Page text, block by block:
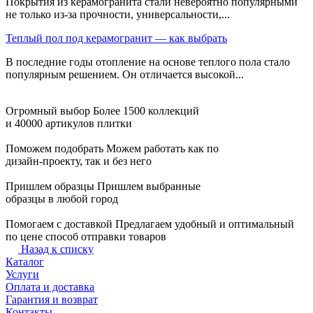
не только из-за прочности, универсальности,...
Теплый пол под керамогранит — как выбрать
В последние годы отопление на основе теплого пола стало
популярным решением. Он отличается высокой...
Огромный выбор Более 1500 коллекций
и 40000 артикулов плитки
Поможем подобрать Можем работать как по
дизайн-проекту, так и без него
Пришлем образцы Пришлем выбранные
образцы в любой город
Помогаем с доставкой Предлагаем удобный и оптимальный
по цене способ отправки товаров
Назад к списку
Каталог
Услуги
Оплата и доставка
Гарантия и возврат